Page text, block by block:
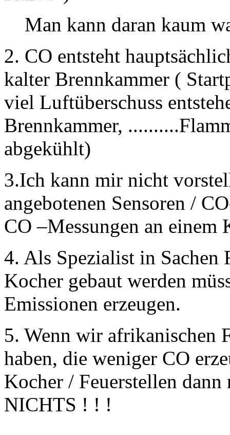
Man kann daran kaum
2. CO entsteht
kalter Brennkammer (
viel Luftüberschuss
Brennkammer,
abgekühlt)
3.Ich kann mir nicht
angebotenen Sensoren /
CO –Messungen an
4. Als Spezialist in Sachen
Kocher gebaut werden
Emissionen erzeugen.
5. Wenn wir afrikanischen
haben, die weniger CO
Kocher / Feuerstellen
NICHTS ! ! !